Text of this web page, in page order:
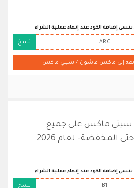
تنسى إضافة الكود عند إنهاء عملية الشراء
ARC نسخ
إلى ماكس فاشون / سيتي ماكس
سيتي ماكس على جميع
المخفضة- لعام 2026
تنسى إضافة الكود عند إنهاء عملية الشراء
B1 نسخ